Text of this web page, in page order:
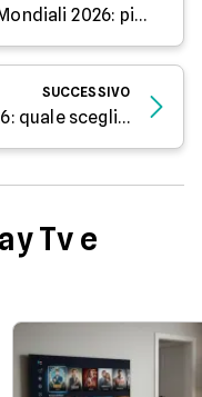
Offerte DAZN per seguire i Mondiali 2026: piani di giugno
SUCCESSIVO
Abbonamenti PayTV luglio 2026: quale scegliere?
Tv e